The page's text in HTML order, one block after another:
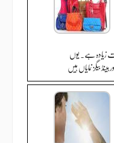
زیادہ ہے. یوں
بیگز نمایاں ہیں